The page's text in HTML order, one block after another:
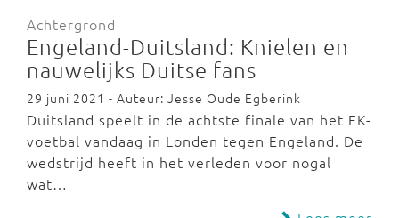
Achtergrond
Engeland-Duitsland: Knielen en
nauwelijks Duitse fans
29 juni 2021 - Auteur: Jesse Oude Egberink
Duitsland speelt in de achtste finale van het EK-
voetbal vandaag in Londen tegen Engeland. De
wedstrijd heeft in het verleden voor nogal
wat…